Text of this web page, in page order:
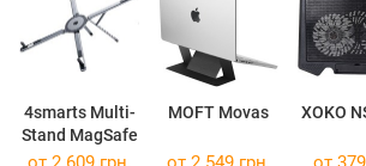
4smarts Multi-
Stand MagSafe
MOFT Movas XOKO